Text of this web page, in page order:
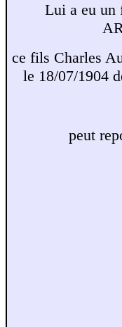
Lui a eu un
ce fils Charles
le 18/07/1904
peut